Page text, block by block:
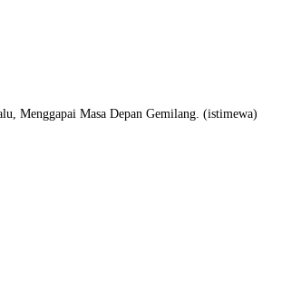
Menggapai Masa Depan Gemilang. (istimewa)